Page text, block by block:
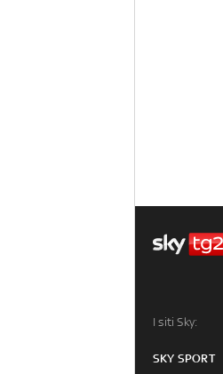
I siti Sky:
SKY SPORT